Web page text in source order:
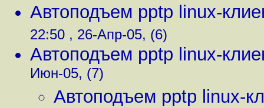
Автоподъем pptp linux-
22:50 , 26-Апр-05, (6)
Автоподъем pptp linux-
Июн-05, (7)
Автоподъем pptp linux-